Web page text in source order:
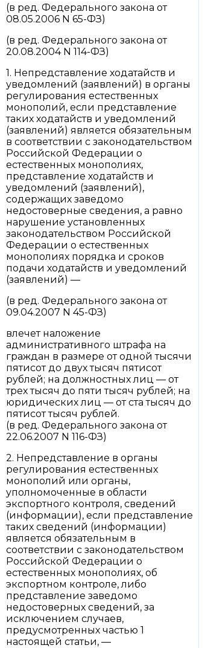
(в ред. Федерального закона от
08.05.2006 N 65-ФЗ)
(в ред. Федерального закона от
20.08.2004 N 114-ФЗ)
1. Непредставление ходатайств и
уведомлений (заявлений) в органы
регулирования естественных
монополий, если представление
таких ходатайств и уведомлений
(заявлений) является обязательным
в соответствии с законодательством
Российской Федерации о
естественных монополиях,
представление ходатайств и
уведомлений (заявлений),
содержащих заведомо
недостоверные сведения, а равно
нарушение установленных
законодательством Российской
Федерации о естественных
монополиях порядка и сроков
подачи ходатайств и уведомлений
(заявлений) —
(в ред. Федерального закона от
09.04.2007 N 45-ФЗ)
влечет наложение
административного штрафа на
граждан в размере от одной тысячи
пятисот до двух тысяч пятисот
рублей; на должностных лиц — от
трех тысяч до пяти тысяч рублей; на
юридических лиц — от ста тысяч до
пятисот тысяч рублей.
(в ред. Федерального закона от
22.06.2007 N 116-ФЗ)
2. Непредставление в органы
регулирования естественных
монополий или органы,
уполномоченные в области
экспортного контроля, сведений
(информации), если представление
таких сведений (информации)
является обязательным в
соответствии с законодательством
Российской Федерации о
естественных монополиях, об
экспортном контроле, либо
представление заведомо
недостоверных сведений, за
исключением случаев,
предусмотренных частью 1
настоящей статьи, —